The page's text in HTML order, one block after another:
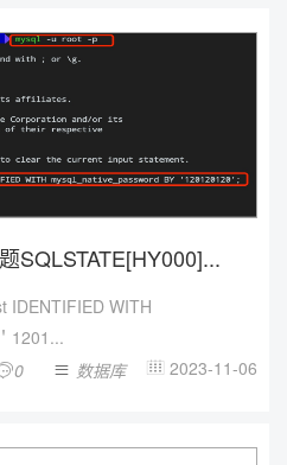
SQLSTATE[HY000]...
IDENTIFIED WITH
1201...
0  数据库  2023-11-06